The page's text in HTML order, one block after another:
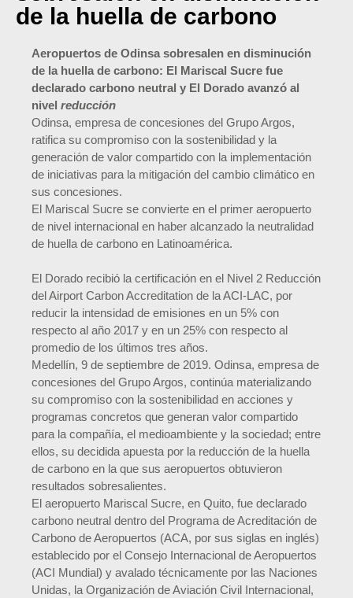
de la huella de carbono
Aeropuertos de Odinsa sobresalen en disminución
de la huella de carbono: El Mariscal Sucre fue
declarado carbono neutral y El Dorado avanzó al
nivel reducción
Odinsa, empresa de concesiones del Grupo Argos,
ratifica su compromiso con la sostenibilidad y la
generación de valor compartido con la implementación
de iniciativas para la mitigación del cambio climático en
sus concesiones.
El Mariscal Sucre se convierte en el primer aeropuerto
de nivel internacional en haber alcanzado la neutralidad
de huella de carbono en Latinoamérica.
El Dorado recibió la certificación en el Nivel 2 Reducción
del Airport Carbon Accreditation de la ACI-LAC, por
reducir la intensidad de emisiones en un 5% con
respecto al año 2017 y en un 25% con respecto al
promedio de los últimos tres años.
Medellín, 9 de septiembre de 2019. Odinsa, empresa de
concesiones del Grupo Argos, continúa materializando
su compromiso con la sostenibilidad en acciones y
programas concretos que generan valor compartido
para la compañía, el medioambiente y la sociedad; entre
ellos, su decidida apuesta por la reducción de la huella
de carbono en la que sus aeropuertos obtuvieron
resultados sobresalientes.
El aeropuerto Mariscal Sucre, en Quito, fue declarado
carbono neutral dentro del Programa de Acreditación de
Carbono de Aeropuertos (ACA, por sus siglas en inglés)
establecido por el Consejo Internacional de Aeropuertos
(ACI Mundial) y avalado técnicamente por las Naciones
Unidas, la Organización de Aviación Civil Internacional,